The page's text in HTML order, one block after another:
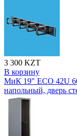
3 300 KZT
В корзину
МиК 19" ECO 42U
напольный, дверь